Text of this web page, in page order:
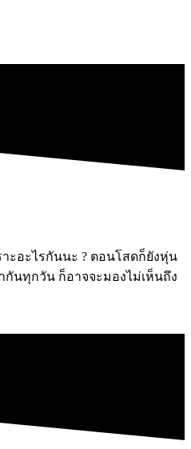
ะอะไรกันนะ ? ตอนโสดก็ยังหุ่น
นทุกวัน ก็อาจจะมองไม่เห็นถึง